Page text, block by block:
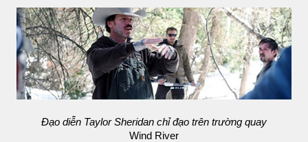
Đạo diễn Taylor Sheridan chỉ đạo trên trường quay
Wind River